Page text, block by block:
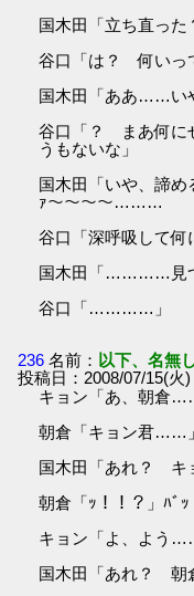
国木田「立ち直った
谷口「は？ 何いっ
国木田「ああ……い
谷口「？ まあ何に
うもないな」
国木田「いや、諦
ｧ～～～～………
谷口「深呼吸して何
国木田「…………見
谷口「…………」
236 名前： 以下、名無
投稿日：2008/07/15(火
キョン「あ、朝倉
朝倉「キョン君……」
国木田「あれ？ キ
朝倉「ｯ！！？」ﾊﾞｯ
キョン「よ、よう
国木田「あれ？ 朝